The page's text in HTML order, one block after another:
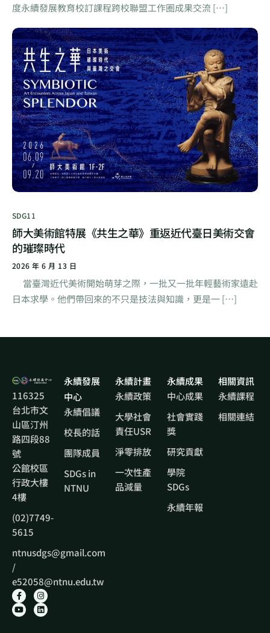
度永續發展教育校訂課程跨校聯盟工作圈成果交流 […]
SDG11
師大美術館特展《共生之華》重返近代臺日美術交會
的璀璨時代
2026 年 6 月 13 日
當臺灣近代美術開始萌芽之際，一批又一批年輕藝術家遠赴
日本求學。他們帶回來的不只是技法與知識，更是一 […]
116325
台北市文
山區汀州
路四段88
號
公館校區
行政大樓
4樓
(02)7749-
5615
ntnusdgs@gmail.com
/
e52058@ntnu.edu.tw
永續發展
中心
永續倡議
校長的話
團隊成員
SDGs in
NTNU
永續計畫
永續政策
大學社會
責任USR
淨零排放
一次性產
品減量
永續成果
中心成果
社會實踐
獎
研究貢獻
學院
SDGs
永續年報
相關資訊
永續課程
相關連結